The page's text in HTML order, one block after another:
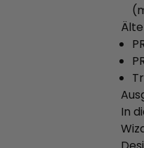
In